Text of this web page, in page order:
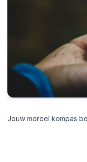
Jouw moreel kompas